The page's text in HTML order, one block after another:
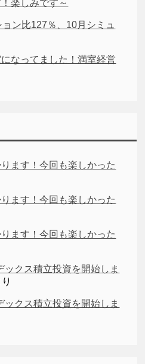
楽しみです～
ン比127％、10月シミュ
なってました！満室経営
ます！今回も楽しかった
ます！今回も楽しかった
ます！今回も楽しかった
ックス積立投資を開始しま
ックス積立投資を開始しま